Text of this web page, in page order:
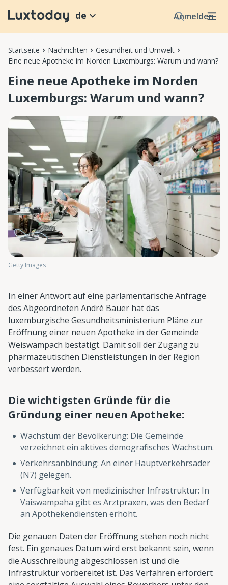
Anmelden
de
Startseite Nachrichten
Gesundheit und Umwelt
Eine neue Apotheke im Norden Luxemburgs: Warum und wann?
Eine neue Apotheke im Norden
Luxemburgs: Warum und wann?
Getty Images
In einer Antwort auf eine parlamentarische Anfrage
des Abgeordneten André Bauer hat das
luxemburgische Gesundheitsministerium Pläne zur
Eröffnung einer neuen Apotheke in der Gemeinde
Weiswampach bestätigt. Damit soll der Zugang zu
pharmazeutischen Dienstleistungen in der Region
verbessert werden.
Die wichtigsten Gründe für die
Gründung einer neuen Apotheke:
Wachstum der Bevölkerung: Die Gemeinde
verzeichnet ein aktives demografisches Wachstum.
Verkehrsanbindung: An einer Hauptverkehrsader
(N7) gelegen.
Verfügbarkeit von medizinischer Infrastruktur: In
Vaiswampaha gibt es Arztpraxen, was den Bedarf
an Apothekendiensten erhöht.
Die genauen Daten der Eröffnung stehen noch nicht
fest. Ein genaues Datum wird erst bekannt sein, wenn
die Ausschreibung abgeschlossen ist und die
Infrastruktur vorbereitet ist. Das Verfahren erfordert